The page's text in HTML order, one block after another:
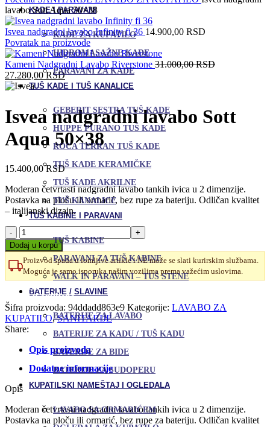
KADE I PARAVANI
KADE ZA KUPATILO
HIDROMASAŽNE KADE
PARAVANI ZA KADE
TUŠ KADE I TUŠ KANALICE
GEBERIT SESTRA TUŠ KADE
HUPPE PURANO TUŠ KADE
ROCA TERRAN TUŠ KADE
TUŠ KADE KERAMIČKE
TUŠ KADE AKRILNE
TUŠ KANALICE
TUŠ KABINE I PARAVANI
TUŠ KABINE
PARAVANI ZA TUŠ KABINE
WALK IN PARAVANI – TUŠ STENE
BATERIJE / SLAVINE
BATERIJE ZA LAVABO
BATERIJE ZA KADU / TUŠ KADU
BATERIJE ZA BIDE
BATERIJE ZA SUDOPERU
KUPATILSKI NAMEŠTAJ I OGLEDALA
LAVABO SA ORMARIĆEM
lavabo Sott Aqua 50×38
Isvea nadgradni lavabo Infinity fi 36 14.900,00 RSD
Povratak na proizvode
Kameni Nadgradni Lavabo Riverstone 31.000,00RSDOriginalna
27.280,00RSDTrenutna
cena
27.280,00 RSD.
Isvea nadgradni lavabo Sott
Aqua 50×38
15.400,00RSD
Moderan četvrtasti nadgradni lavabo tankih ivica u 2 dimenzije.
Postavka na ploču ili ormarić, bez rupe za bateriju. Odličan kvalitet
– italijanski dizajn.
Isvea
nadgradni
lavabo
Sott
Aqua
količina
Dodaj u korpu
Proizvod spada u lomljive artikle i NE može se slati kurirskim službama.
Moguća je samo isporuka našim vozilima prema važećim uslovima.
Dodaj u omiljene
Šifra proizvoda: 94ddadd863e9 Kategorije: LAVABO ZA
KUPATILO, SANITARIJE
Share:
Opis proizvoda
Dodatne informacije
Opis
Moderan četvrtasti nadgradni lavabo tankih ivica u 2 dimenzije.
Postavka na ploču ili ormarić, bez rupe za bateriju. Odličan kvalitet